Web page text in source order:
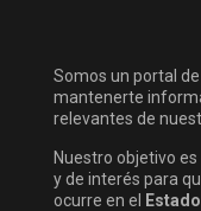
Somos un portal
mantenerte
relevantes de
Nuestro objetivo
y de interés para
ocurre en el